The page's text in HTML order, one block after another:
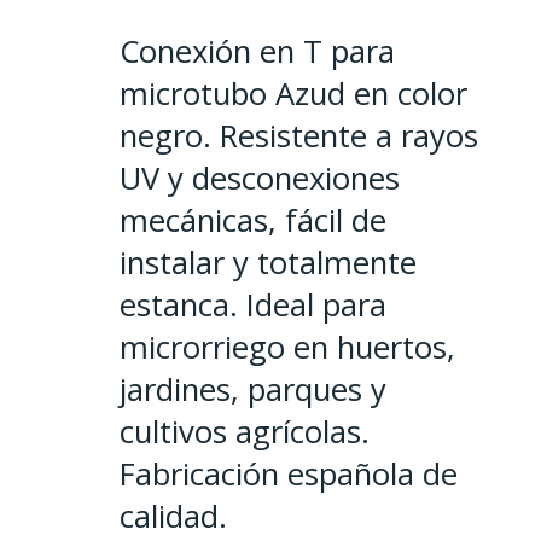
Conexión en T para
microtubo Azud en color
negro. Resistente a rayos
UV y desconexiones
mecánicas, fácil de
instalar y totalmente
estanca. Ideal para
microrriego en huertos,
jardines, parques y
cultivos agrícolas.
Fabricación española de
calidad.